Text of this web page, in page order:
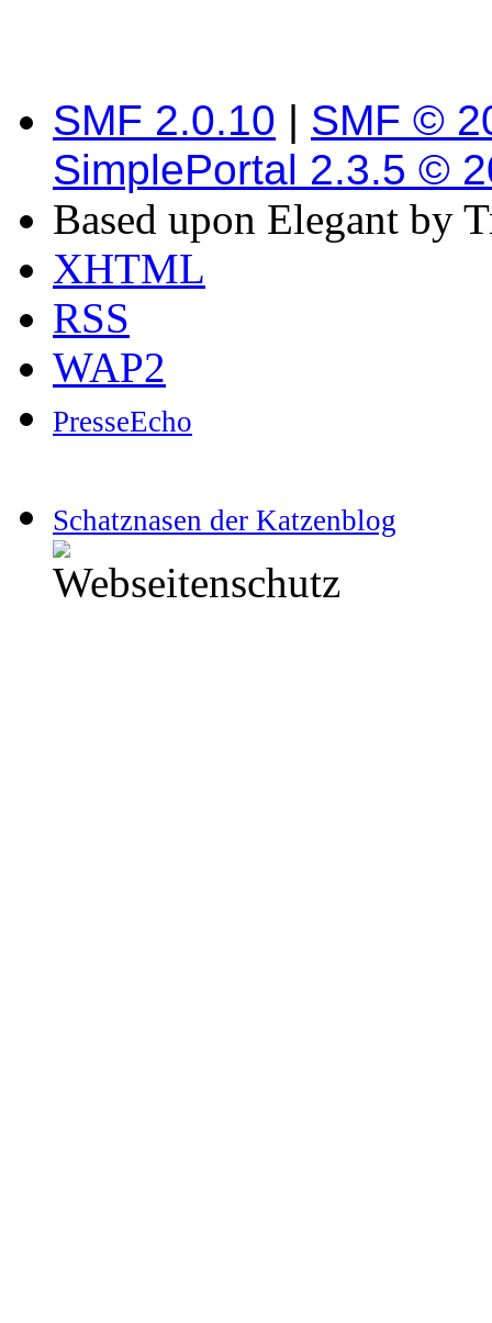
SMF 2.0.10 | SMF ©
SimplePortal 2.3.5 ©
Based upon Elegant by
XHTML
RSS
WAP2
PresseEcho
Schatznasen der Katzenblog